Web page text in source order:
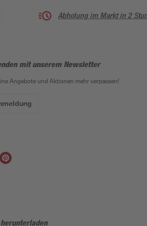
Abholung im Markt in 2
mit unserem Newsletter
Angebote und Aktionen mehr verpassen!